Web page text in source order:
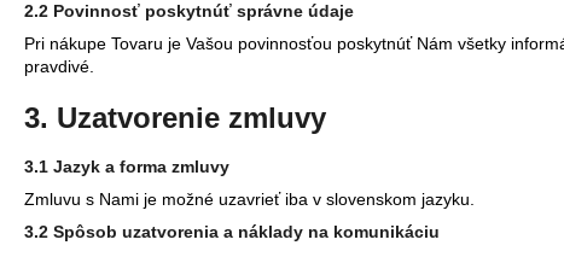
2.2 Povinnosť poskytnúť správne údaje
Pri nákupe Tovaru je Vašou povinnosťou poskytnúť Nám všetky
pravdivé.
3. Uzatvorenie zmluvy
3.1 Jazyk a forma zmluvy
Zmluvu s Nami je možné uzavrieť iba v slovenskom jazyku.
3.2 Spôsob uzatvorenia a náklady na komunikáciu